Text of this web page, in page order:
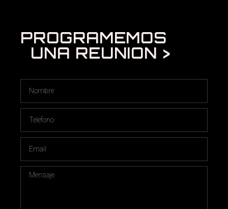
PROGRAMEMOS
UNA REUNION >